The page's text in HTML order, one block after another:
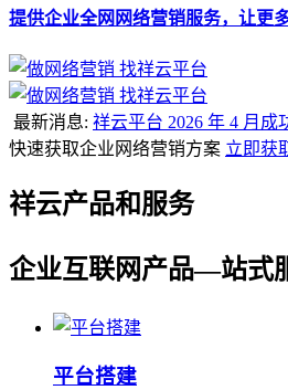
提供企业全网网络营销服务，让更
最新消息: 祥云平台 2026 年 4 月
快速获取企业网络营销方案 立即获
祥云产品和服务
企业互联网产品—站式
平台搭建